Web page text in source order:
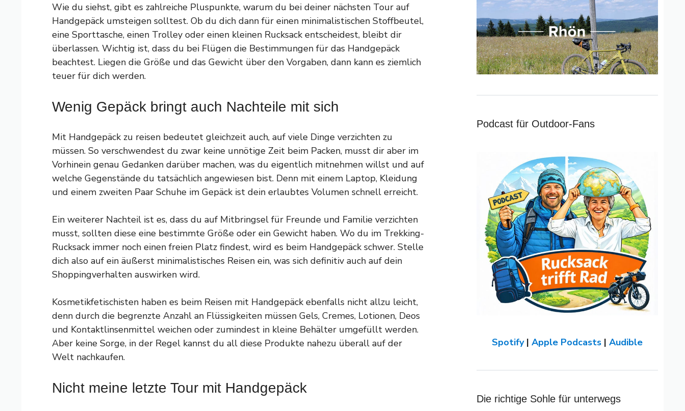
Wie du siehst, gibt es zahlreiche Pluspunkte, warum du bei deiner nächsten Tour auf
Handgepäck umsteigen solltest. Ob du dich dann für einen minimalistischen Stoffbeutel,
eine Sporttasche, einen Trolley oder einen kleinen Rucksack entscheidest, bleibt dir
überlassen. Wichtig ist, dass du bei Flügen die Bestimmungen für das Handgepäck
beachtest. Liegen die Größe und das Gewicht über den Vorgaben, dann kann es ziemlich
teuer für dich werden.
Wenig Gepäck bringt auch Nachteile mit sich
Mit Handgepäck zu reisen bedeutet gleichzeit auch, auf viele Dinge verzichten zu
müssen. So verschwendest du zwar keine unnötige Zeit beim Packen, musst dir aber im
Vorhinein genau Gedanken darüber machen, was du eigentlich mitnehmen willst und auf
welche Gegenstände du tatsächlich angewiesen bist. Denn mit einem Laptop, Kleidung
und einem zweiten Paar Schuhe im Gepäck ist dein erlaubtes Volumen schnell erreicht.
Ein weiterer Nachteil ist es, dass du auf Mitbringsel für Freunde und Familie verzichten
musst, sollten diese eine bestimmte Größe oder ein Gewicht haben. Wo du im Trekking-
Rucksack immer noch einen freien Platz findest, wird es beim Handgepäck schwer. Stelle
dich also auf ein äußerst minimalistisches Reisen ein, was sich definitiv auch auf dein
Shoppingverhalten auswirken wird.
Kosmetikfetischisten haben es beim Reisen mit Handgepäck ebenfalls nicht allzu leicht,
denn durch die begrenzte Anzahl an Flüssigkeiten müssen Gels, Cremes, Lotionen, Deos
und Kontaktlinsenmittel weichen oder zumindest in kleine Behälter umgefüllt werden.
Aber keine Sorge, in der Regel kannst du all diese Produkte nahezu überall auf der
Welt nachkaufen.
Nicht meine letzte Tour mit Handgepäck
Podcast für Outdoor-Fans
Spotify| Apple Podcasts | Audible
Die richtige Sohle für unterwegs